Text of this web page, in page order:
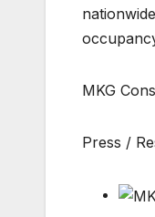
MKG
Press /